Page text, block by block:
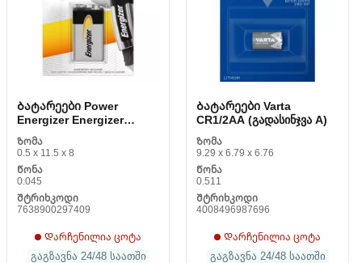
Ბატარეები Power
Energizer Energizer
Power V 6LR61 9 V (1
ცალი)
Ზომა
0.5 x 11.5 x 8
Წონა
0.045
Შტრიხკოდი
7638900297409
Დარჩენილია ცოტა
გაგზავნა 24/48 საათში
Ბატარეები Varta
CR1/2AA (გადასინჯვა A)
Ზომა
9.29 x 6.79 x 6.76
Წონა
0.511
Შტრიხკოდი
4008496987696
Დარჩენილია ცოტა
გაგზავნა 24/48 საათში